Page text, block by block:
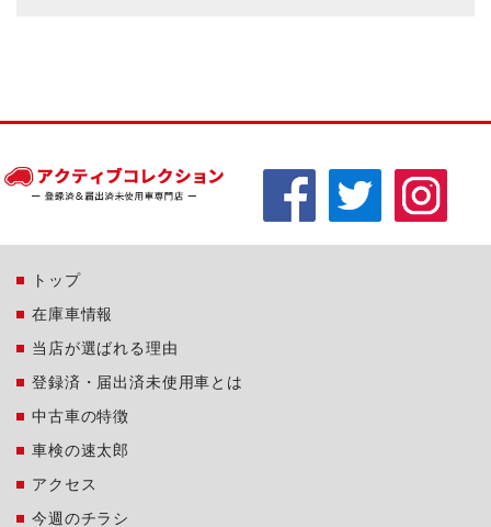
トップ
在庫車情報
当店が選ばれる理由
登録済・届出済未使用車とは
中古車の特徴
車検の速太郎
アクセス
今週のチラシ